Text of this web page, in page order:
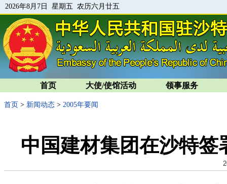
2026年8月7日 星期五 农历六月廿五
首页 大使/使馆活动 领事服务
首页 > 新闻动态 > 2005年要闻
中国建材集团在沙特签